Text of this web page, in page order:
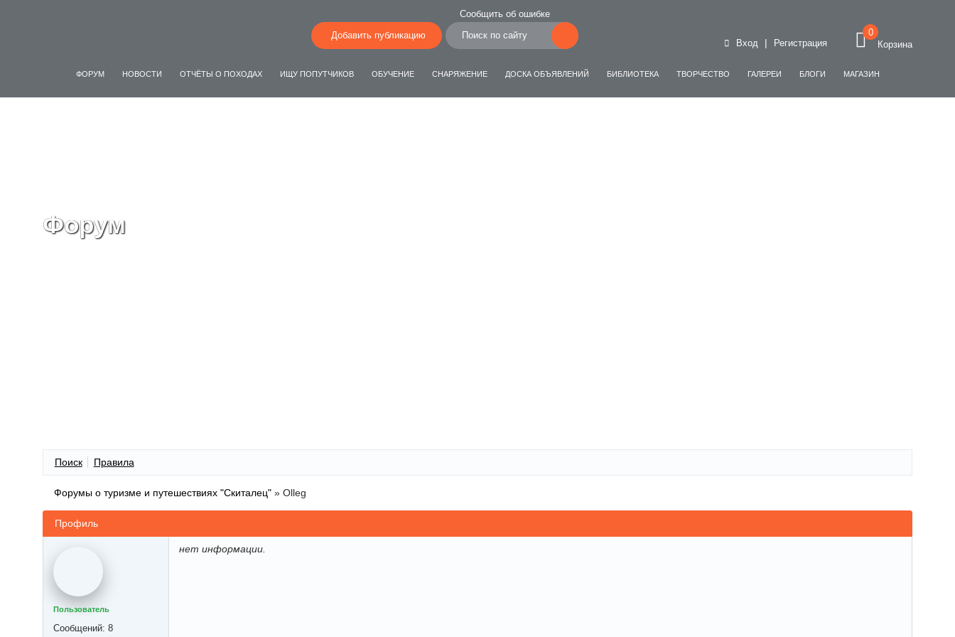
ФОРУМ НОВОСТИ ОТЧЁТЫ О ПОХОДАХ ИЩУ ПОПУТЧИКОВ ОБУЧЕНИЕ СНАРЯЖЕНИЕ ДОСКА ОБЪЯВЛЕНИЙ БИБЛИОТЕКА ТВОРЧЕСТВО ГАЛЕРЕИ БЛОГИ МАГАЗИН
Добавить публикацию
Сообщить об ошибке
Вход | Регистрация
0
Корзина
Форум
Поиск Правила
Форумы о туризме и путешествиях "Скиталец" » Olleg
Профиль
Пользователь
Сообщений: 8
нет информации.